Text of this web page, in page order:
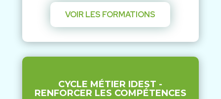
VOIR LES FORMATIONS
CYCLE MÉTIER IDEST -
RENFORCER LES COMPÉTENCES